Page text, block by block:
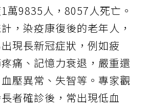
萬9835人，8057人死亡。
，染疫康復後的老年人，
現長新冠症狀，例如疲
痛、記憶力衰退，嚴重還
壓異常、失智等。專家觀
者確診後，常出現低血